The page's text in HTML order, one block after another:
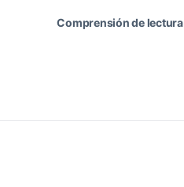
Comprensión de lectura